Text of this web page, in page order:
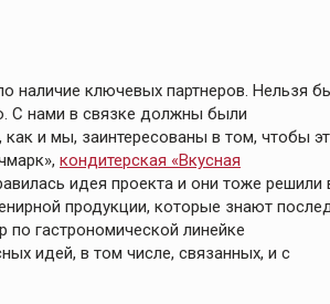
наличие ключевых партнеров. Нельзя
С нами в связке должны были
как и мы, заинтересованы в том, чтобы
кондитерская «Вкусная
идея проекта и они тоже решили
продукции, которые знают
по гастрономической линейке
идей, в том числе, связанных, и с